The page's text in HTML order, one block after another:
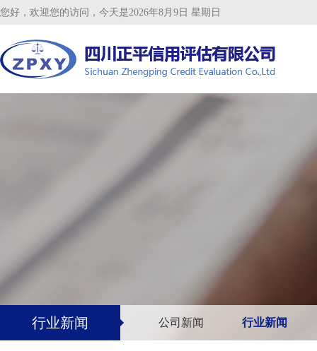
您好，欢迎您的访问，今天是2026年8月9日 星期日
行业新闻 公司新闻 行业新闻